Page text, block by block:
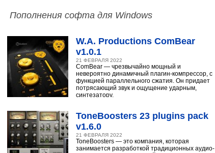
Пополнения софта для Windows
W.A. Productions ComBear
v1.0.1
21 ФЕВРАЛЯ 2022
ComBear — чрезвычайно мощный и
невероятно динамичный плагин-компрессор, с
функцией параллельного сжатия. Он придает
потрясающий звук и ощущение ударным,
синтезатору,
ToneBoosters 23 plugins pack
v1.6.0
21 ФЕВРАЛЯ 2022
ToneBoosters — это компания, которая
занимается разработкой традиционных аудио-